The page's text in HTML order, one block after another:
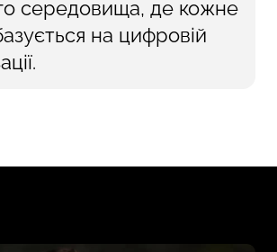
середовища, де кожне
на цифровій